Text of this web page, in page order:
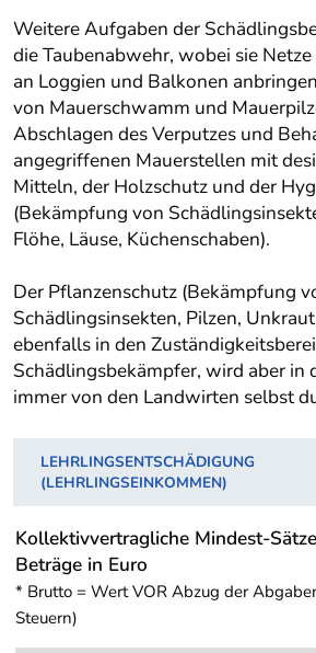
Weitere Aufgaben der
die Taubenabwehr, wobei sie
an Loggien und Balkonen
von Mauerschwamm und
Abschlagen des Verputzes und
angegriffenen Mauerstellen mit
Mitteln, der Holzschutz und der
(Bekämpfung von
Flöhe, Läuse, Küchenschaben).
Der Pflanzenschutz (Bekämpfung
Schädlingsinsekten, Pilzen,
ebenfalls in den
Schädlingsbekämpfer, wird aber in
immer von den Landwirten selbst
LEHRLINGSENTSCHÄDIGUNG
(LEHRLINGSEINKOMMEN)
Kollektivvertragliche Mindest-
Beträge in Euro
* Brutto = Wert VOR Abzug der
Steuern)